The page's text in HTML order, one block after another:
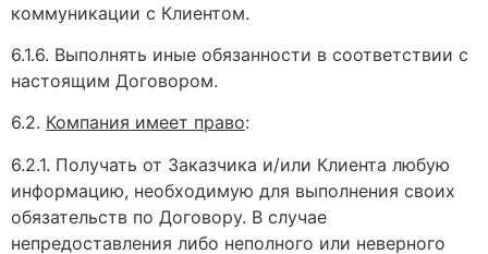
коммуникации с Клиентом.
6.1.6. Выполнять иные обязанности в соответствии с
настоящим Договором.
6.2. Компания имеет право:
6.2.1. Получать от Заказчика и/или Клиента любую
информацию, необходимую для выполнения своих
обязательств по Договору. В случае
непредоставления либо неполного или неверного